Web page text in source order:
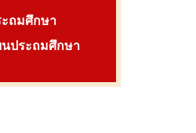
ถมศึกษา
นประถมศึกษา